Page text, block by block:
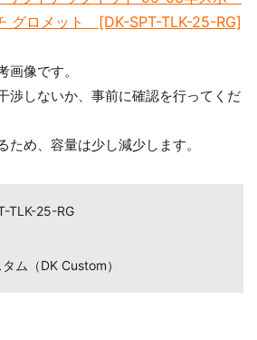
グロメット [DK-SPT-TLK-25-RG]
像です。
渉しないか、事前に確認を行ってくだ
め、容量は少し減少します。
TLK-25-RG
ム（DK Custom）
続ける カートへ進む